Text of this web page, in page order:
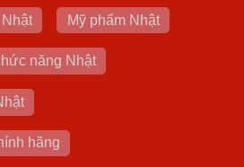
Mỹ phẩm Nhật
năng Nhật
hãng